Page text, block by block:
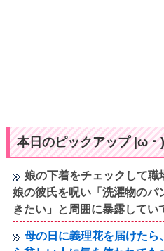
本日のピックアップ |ω・
娘の下着をチェックして職
娘の彼氏を呪い「洗濯物のパ
きたい」と周囲に暴露してい
母の日に義理花を届けた